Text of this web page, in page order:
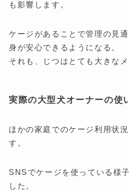
も影響します。
ケージがあることで管理の見
身が安心できるようになる。
それも、じつはとても大きなメ
実際の大型犬オーナーの使
ほかの家庭でのケージ利用状
す。
SNSでケージを使っている様
した。